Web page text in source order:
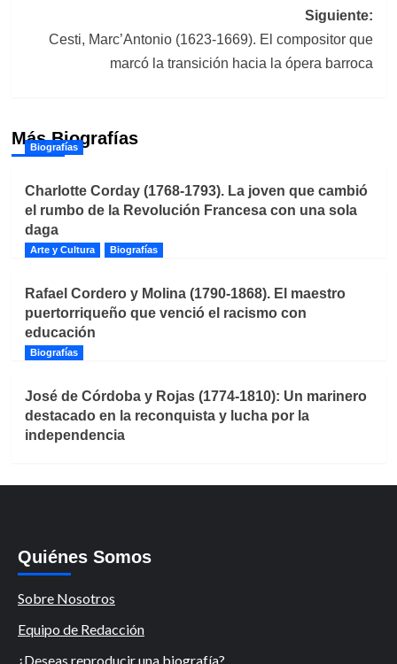
Siguiente:
Cesti, Marc’Antonio (1623-1669). El compositor que
marcó la transición hacia la ópera barroca
Más Biografías
Biografías
Charlotte Corday (1768-1793). La joven que cambió
el rumbo de la Revolución Francesa con una sola
daga
Arte y Cultura Biografías
Rafael Cordero y Molina (1790-1868). El maestro
puertorriqueño que venció el racismo con
educación
Biografías
José de Córdoba y Rojas (1774-1810): Un marinero
destacado en la reconquista y lucha por la
independencia
Quiénes Somos
Sobre Nosotros
Equipo de Redacción
¿Deseas reproducir una biografía?